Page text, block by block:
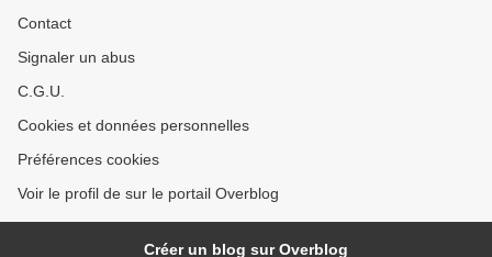
Contact
Signaler un abus
C.G.U.
Cookies et données personnelles
Préférences cookies
Voir le profil de sur le portail Overblog
Créer un blog sur Overblog